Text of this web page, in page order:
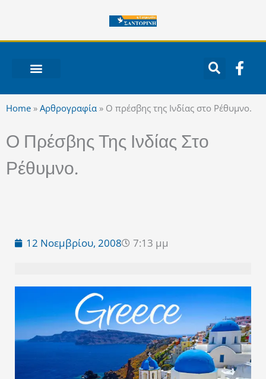
περιεχόμενο
F
a
e
b
Home » Αρθρογραφία » Ο πρέσβης της Ινδίας στο Ρέθυμνο.
Ο Πρέσβης Της Ινδίας Στο
Ρέθυμνο.
12 Νοεμβρίου, 2008 7:13 μμ